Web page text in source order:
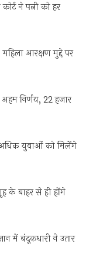
ने पत्नी को हर
आरक्षण मुद्दे पर
निर्णय, 22 हजार
अधिक युवाओं को मिलेंगे
के बाहर से ही होंगे
में बंदूकधारी ने उतार